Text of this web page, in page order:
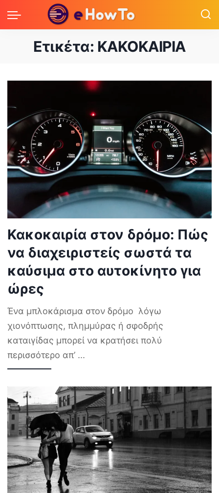
Ετικέτα: ΚΑΚΟΚΑΙΡΙΑ
Κακοκαιρία στον δρόμο: Πώς
να διαχειριστείς σωστά τα
καύσιμα στο αυτοκίνητο για
ώρες
Ένα μπλοκάρισμα στον δρόμο λόγω
χιονόπτωσης, πλημμύρας ή σφοδρής
καταιγίδας μπορεί να κρατήσει πολύ
περισσότερο απ’ ...